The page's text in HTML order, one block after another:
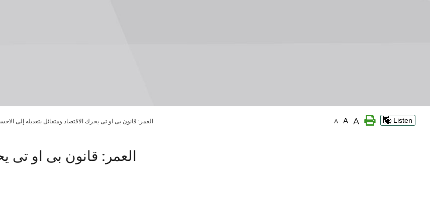
العمر: قانون بى او تى يحرك الاقتصاد ومتفائل بتعديله إلى A A A Listen
العمر: قانون بى او تى